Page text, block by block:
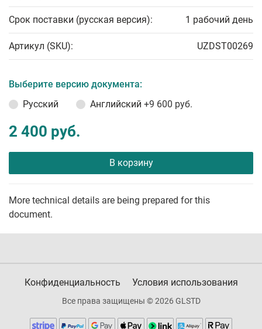
Срок поставки (русская версия): 1 рабочий день
Артикул (SKU): UZDST00269
Выберите версию документа:
Русский
Английский +9 600 руб.
2 400 руб.
В корзину
More technical details are being prepared for this
document.
Конфиденциальность Условия использования
Все права защищены © 2026 GLSTD